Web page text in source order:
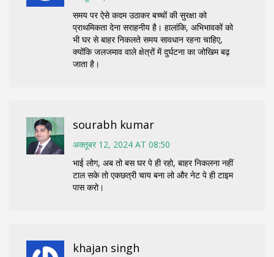
समय पर ऐसे कदम उठाकर बच्चों की सुरक्षा को
प्राथमिकता देना सराहनीय है। हालांकि, अभिभावकों को
भी घर से बाहर निकलते समय सावधान रहना चाहिए,
क्योंकि जलजमाव वाले क्षेत्रों में दुर्घटना का जोखिम बढ़
जाता है।
sourabh kumar
अक्तूबर 12, 2024 AT 08:50
भाई लोग, अब तो बस घर पे ही रहो, बाहर निकलना नहीं
टाल सके तो एकछत्री चाय बना लो और नेट पे ही टाइम
पास करो।
khajan singh